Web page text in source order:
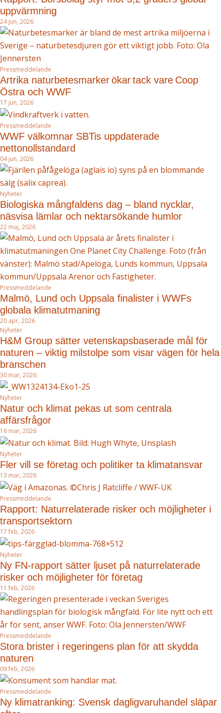
uppvärmning
24 jun, 2026
Pressmeddelande
Artrika naturbetesmarker ökar tack vare Coop
Östra och WWF
17 jun, 2026
Pressmeddelande
WWF välkomnar SBTis uppdaterade
nettonollstandard
04 jun, 2026
Nyheter
Biologiska mångfaldens dag – bland nycklar,
näsvisa lämlar och nektarsökande humlor
22 maj, 2026
Pressmeddelande
Malmö, Lund och Uppsala finalister i WWFs
globala klimatutmaning
20 apr, 2026
Nyheter
H&M Group sätter vetenskapsbaserade mål för
naturen – viktig milstolpe som visar vägen för hela
branschen
30 mar, 2026
Nyheter
Natur och klimat pekas ut som centrala
affärsfrågor
16 mar, 2026
Nyheter
Fler vill se företag och politiker ta klimatansvar
13 mar, 2026
Pressmeddelande
Rapport: Naturrelaterade risker och möjligheter i
transportsektorn
17 feb, 2026
Nyheter
Ny FN-rapport sätter ljuset på naturrelaterade
risker och möjligheter för företag
11 feb, 2026
Pressmeddelande
Stora brister i regeringens plan för att skydda
naturen
09 feb, 2026
Pressmeddelande
Ny klimatranking: Svensk dagligvaruhandel släpar